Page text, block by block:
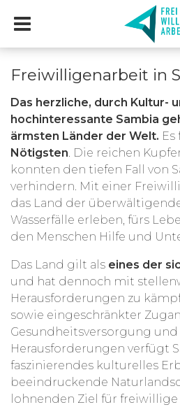
Freiwilligenarbeit in
Das herzliche, durch Kultur-
hochinteressante Sambia
ärmsten Länder der Welt.
Nötigsten. Die reichen
konnten den tiefen Fall von
verhindern. Mit einer
das Land der
Wasserfälle erleben, fürs
den Menschen Hilfe und
Das Land gilt als eines der
und hat dennoch mit
Herausforderungen zu
sowie eingeschränkter
Gesundheitsversorgung
Herausforderungen verfügt
faszinierendes kulturelles
beeindruckende
lohnenden Ziel für